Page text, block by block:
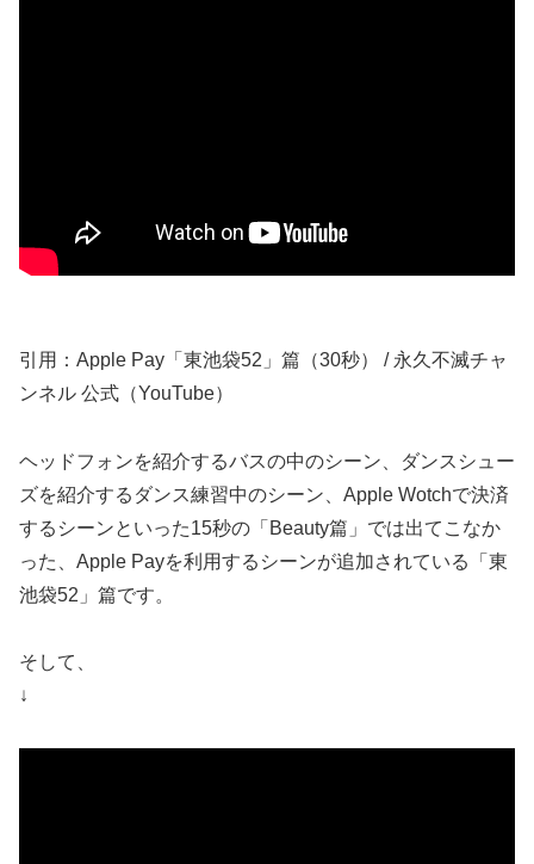
引用：Apple Pay「東池袋52」篇（30秒） / 永久不滅チャ
ンネル 公式（YouTube）
ヘッドフォンを紹介するバスの中のシーン、ダンスシュー
ズを紹介するダンス練習中のシーン、Apple Wotchで決済
するシーンといった15秒の「Beauty篇」では出てこなか
った、Apple Payを利用するシーンが追加されている「東
池袋52」篇です。
そして、
↓